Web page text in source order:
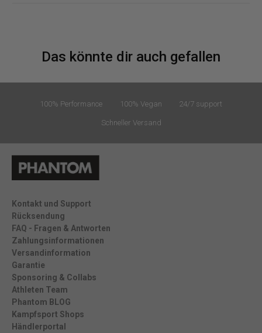
Das könnte dir auch gefallen
100% Performance 100% Vegan 24/7 support
Schneller Versand
Kontakt und Support
Rücksendung
FAQ - Fragen & Antworten
Zahlungsinformationen
Versandinformation
Garantie
Sponsoring & Collabs
Athleten Team
Phantom BLOG
Kampfsport Shops
Händlerportal